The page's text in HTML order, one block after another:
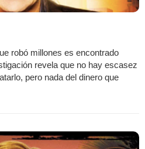
robó millones es encontrado
revela que no hay escasez
pero nada del dinero que